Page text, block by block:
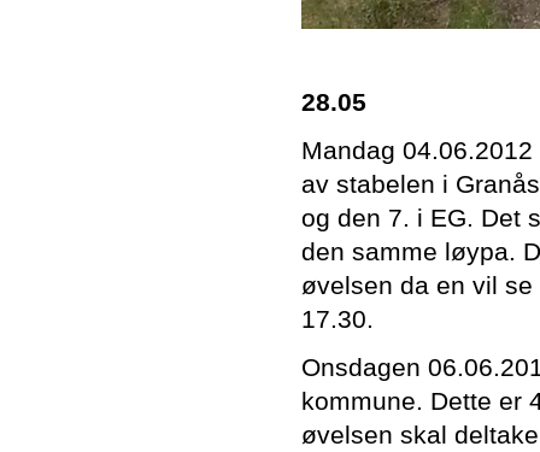
28.05
Mandag
av stabelen i
og den 7. i EG. Det
den samme løypa.
øvelsen da en vil
17.30.
Onsdagen
kommune. Dette er
øvelsen skal